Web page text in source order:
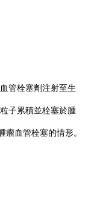
管栓塞劑注射至生
子累積並栓塞於腫
血管栓塞的情形。